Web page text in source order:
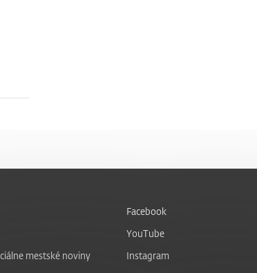
mestské noviny
Facebook
YouTube
Instagram